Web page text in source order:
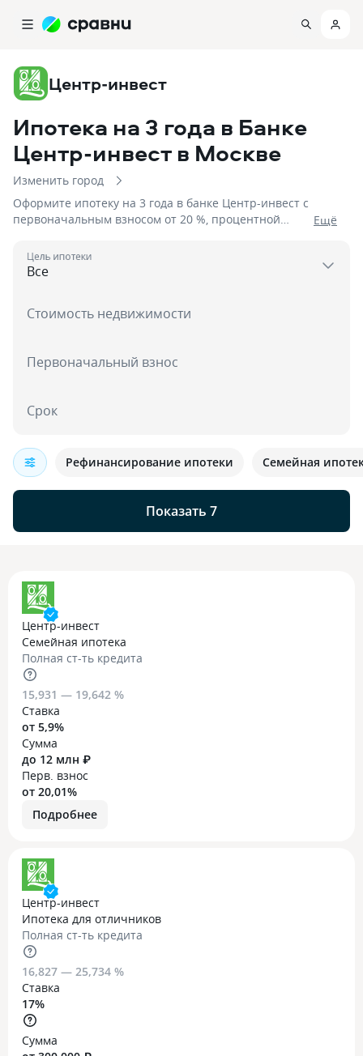
Центр-инвест
Ипотека на 3 года в Банке
Центр-инвест в Москве
Изменить город
Оформите ипотеку на 3 года в банке Центр-инвест с
первоначальным взносом от 20 %, процентной
Eщё
Цель ипотеки
Стоимость недвижимости
Первоначальный взнос
Срок
Показать 7
Рефинансирование ипотеки Семейная
Центр-инвест
Семейная ипотека
Полная ст-ть кредита
15,931 — 19,642 %
Ставка
от 5,9%
Сумма
до 12 млн ₽
Перв. взнос
от 20,01%
Подробнее
Центр-инвест
Ипотека для отличников
Полная ст-ть кредита
16,827 — 25,734 %
Ставка
17%
Сумма